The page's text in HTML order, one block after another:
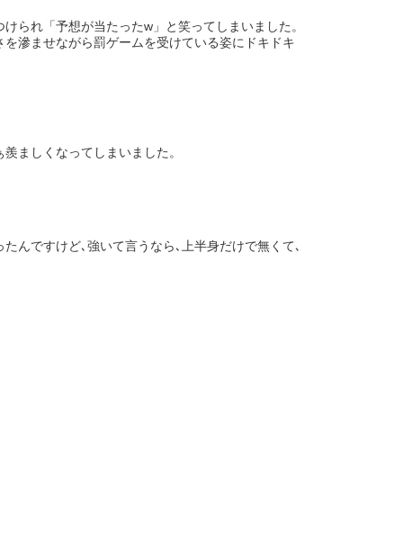
られ「予想が当たったw」と笑ってしまいました。
滲ませながら罰ゲームを受けている姿にドキドキ
ましくなってしまいました。
んですけど､強いて言うなら､上半身だけで無くて､